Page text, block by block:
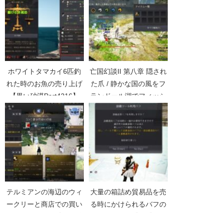
ホワイトタマカイ6匹釣
れた時のお魚の売り上げ
【黒い砂漠Part4216】
亡国幻談II 第八章 隠され
た爪 / 静かな国の風をフ
ランドール湖でフィッシ
ュ【黒い砂漠Part3205】
テルミアンの海辺のウィ
ークリーと商店での買い
大量の箱詰め貿易品を売
る時にかけられるバフの